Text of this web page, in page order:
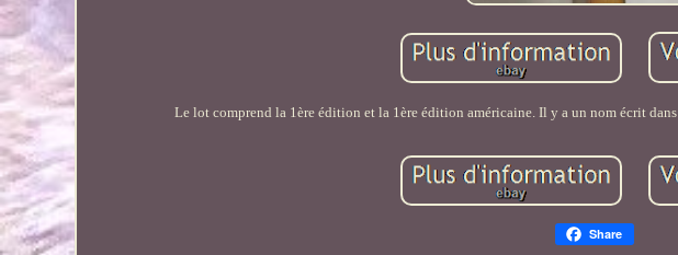
Le lot comprend la 1ère édition et la 1ère édition américaine. Il y a un nom écrit
Share